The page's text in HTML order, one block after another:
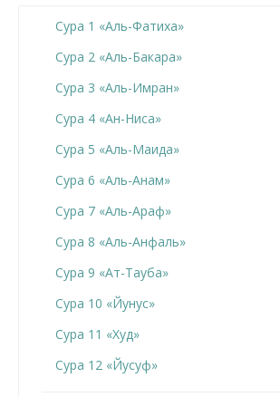
Сура 1 «Аль-Фатиха»
Сура 2 «Аль-Бакара»
Сура 3 «Аль-Имран»
Сура 4 «Ан-Ниса»
Сура 5 «Аль-Маида»
Сура 6 «Аль-Анам»
Сура 7 «Аль-Араф»
Сура 8 «Аль-Анфаль»
Сура 9 «Ат-Тауба»
Сура 10 «Йунус»
Сура 11 «Худ»
Сура 12 «Йусуф»